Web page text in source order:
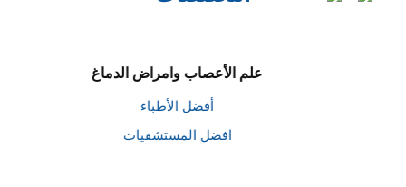
علم الأعصاب وامراض الدماغ
أفضل الأطباء
افضل المستشفيات